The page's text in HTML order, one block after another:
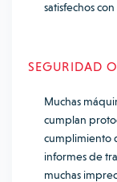
satisfechos
SEGURIDAD
Muchas
cumplan
cumplimiento
informes de
muchas